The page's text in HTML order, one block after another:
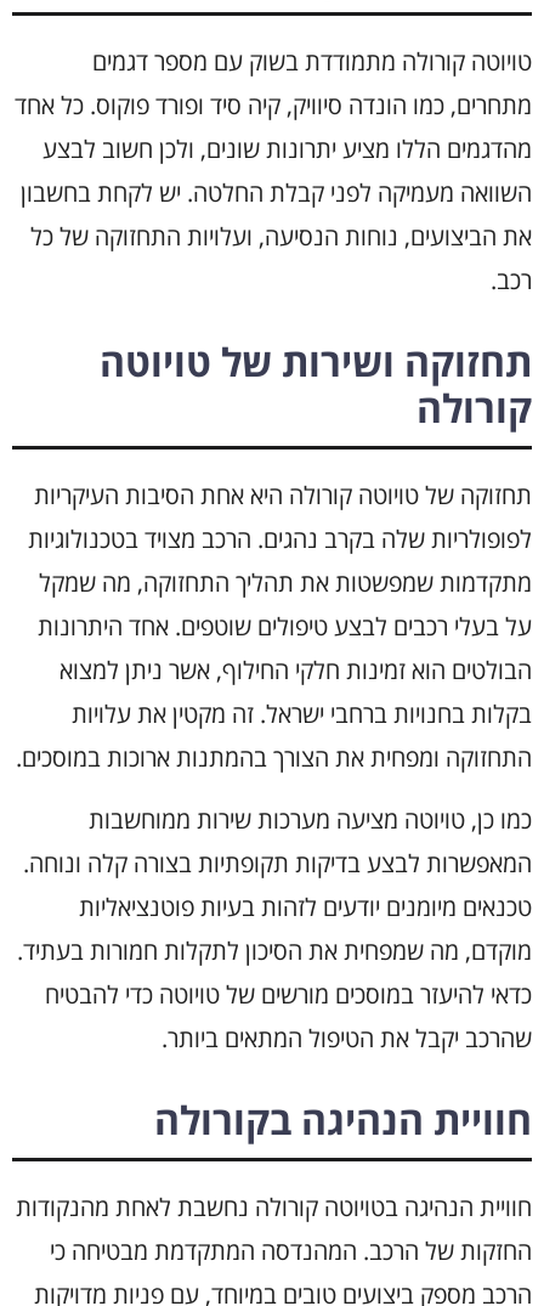
טויוטה קורולה מתמודדת בשוק עם מספר דגמים
מתחרים, כמו הונדה סיוויק, קיה סיד ופורד פוקוס. כל אחד
מהדגמים הללו מציע יתרונות שונים, ולכן חשוב לבצע
השוואה מעמיקה לפני קבלת החלטה. יש לקחת בחשבון
את הביצועים, נוחות הנסיעה, ועלויות התחזוקה של כל
רכב.
תחזוקה ושירות של טויוטה
קורולה
תחזוקה של טויוטה קורולה היא אחת הסיבות העיקריות
לפופולריות שלה בקרב נהגים. הרכב מצויד בטכנולוגיות
מתקדמות שמפשטות את תהליך התחזוקה, מה שמקל
על בעלי רכבים לבצע טיפולים שוטפים. אחד היתרונות
הבולטים הוא זמינות חלקי החילוף, אשר ניתן למצוא
בקלות בחנויות ברחבי ישראל. זה מקטין את עלויות
התחזוקה ומפחית את הצורך בהמתנות ארוכות במוסכים.
כמו כן, טויוטה מציעה מערכות שירות ממוחשבות
המאפשרות לבצע בדיקות תקופתיות בצורה קלה ונוחה.
טכנאים מיומנים יודעים לזהות בעיות פוטנציאליות
מוקדם, מה שמפחית את הסיכון לתקלות חמורות בעתיד.
כדאי להיעזר במוסכים מורשים של טויוטה כדי להבטיח
שהרכב יקבל את הטיפול המתאים ביותר.
חוויית הנהיגה בקורולה
חוויית הנהיגה בטויוטה קורולה נחשבת לאחת מהנקודות
החזקות של הרכב. המהנדסה המתקדמת מבטיחה כי
הרכב מספק ביצועים טובים במיוחד, עם פניות מדויקות